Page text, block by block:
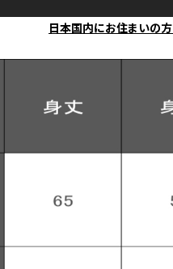
日本国内にお住まいの